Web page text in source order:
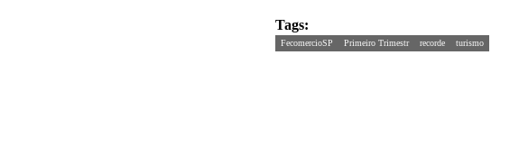
Tags:
FecomercioSP Primeiro Trimestr recorde turismo